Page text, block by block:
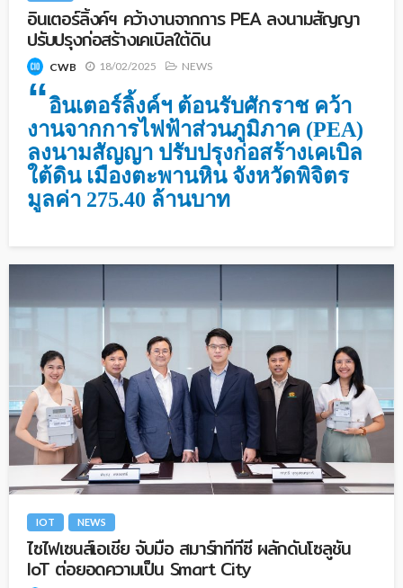
อินเตอร์ลิ้งค์ฯ คว้างานจากการ PEA ลงนามสัญญา
ปรับปรุงก่อสร้างเคเบิลใต้ดิน
CWB 18/02/2025 NEWS
“อินเตอร์ลิ้งค์ฯ ต้อนรับศักราช คว้า
งานจากการไฟฟ้าส่วนภูมิภาค (PEA)
ลงนามสัญญา ปรับปรุงก่อสร้างเคเบิล
ใต้ดิน เมืองตะพานหิน จังหวัดพิจิตร
มูลค่า 275.40 ล้านบาท
IOT NEWS
ไซไฟเซนส์เอเชีย จับมือ สมาร์ททีทีซี ผลักดันโซลูชัน
IoT ต่อยอดความเป็น Smart City